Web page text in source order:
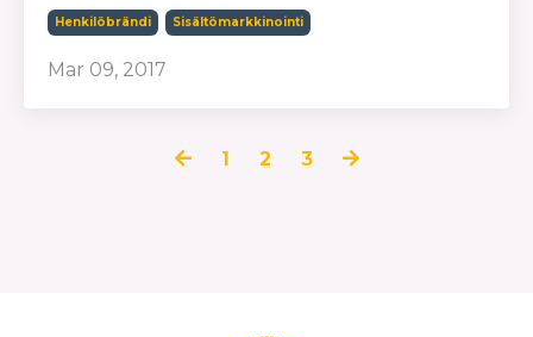
Henkilöbrändi Sisältömarkkinointi
Mar 09, 2017
1 2 3